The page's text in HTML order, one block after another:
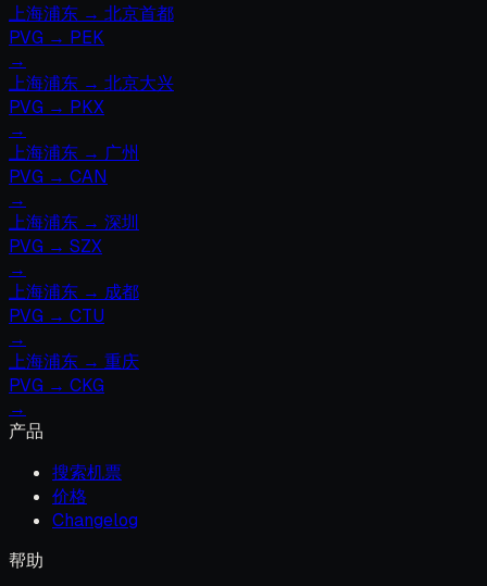
上海浦东 → 北京首都
PVG → PEK
→
上海浦东 → 北京大兴
PVG → PKX
→
上海浦东 → 广州
PVG → CAN
→
上海浦东 → 深圳
PVG → SZX
→
上海浦东 → 成都
PVG → CTU
→
上海浦东 → 重庆
PVG → CKG
→
产品
搜索机票
价格
Changelog
帮助